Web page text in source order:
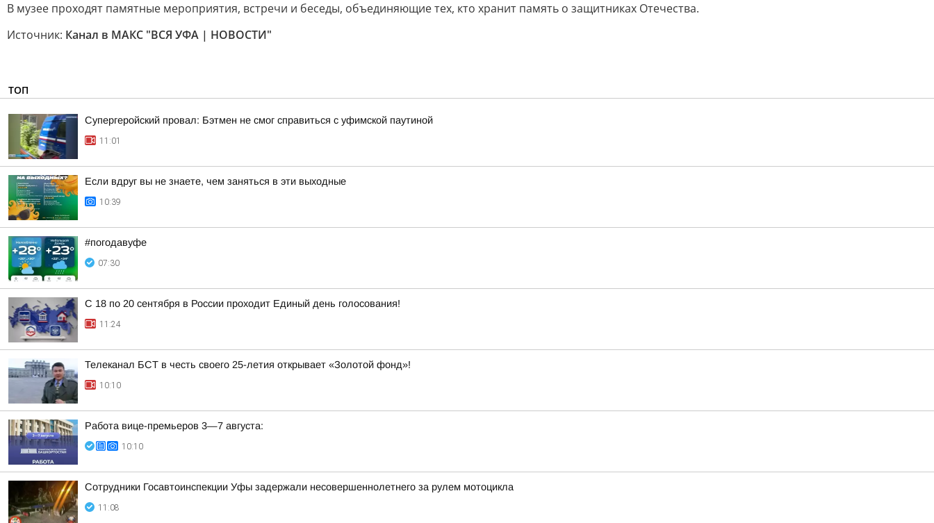
В музее проходят памятные мероприятия, встречи и беседы, объединяющие тех, кто хранит память о защитниках Отечества.
Источник: Канал в МАКС "ВСЯ УФА | НОВОСТИ"
ТОП
Супергеройский провал: Бэтмен не смог справиться с уфимской паутиной
11:01
Если вдруг вы не знаете, чем заняться в эти выходные
10:39
#погодавуфе
07:30
С 18 по 20 сентября в России проходит Единый день голосования!
11:24
Телеканал БСТ в честь своего 25-летия открывает «Золотой фонд»!
10:10
Работа вице-премьеров 3—7 августа:
10:10
Сотрудники Госавтоинспекции Уфы задержали несовершеннолетнего за рулем мотоцикла
11:08